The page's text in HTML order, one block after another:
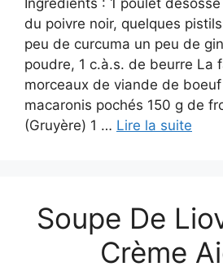
Ingrédients : 1 poulet
du poivre noir, quelques
peu de curcuma un peu de
poudre, 1 c.à.s. de beurre La
morceaux de viande de
macaronis pochés 150 g de
(Gruyère) 1 … Lire la suite
Soupe De
Crème